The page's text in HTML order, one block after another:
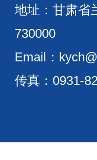
地址：甘肃
730000
Email：
传真：0931-